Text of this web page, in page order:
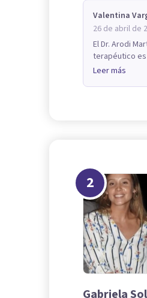
Valentina
26 de abril de
El Dr. Arodi
terapéutico es
Leer más
2
Gabriela